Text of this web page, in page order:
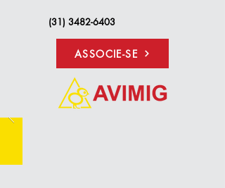
(31) 3482-6403
ASSOCIE-SE